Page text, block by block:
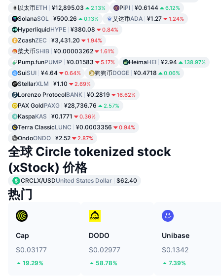
以太币ETH ¥12,895.03 2.13% PiPI ¥0.6144 6.12%
SolanaSOL ¥500.26 0.13% 艾达币ADA ¥1.27 1.24%
HyperliquidHYPE ¥380.08 0.84%
ZcashZEC ¥3,431.20 1.94%
柴犬币SHIB ¥0.00003262 1.61%
Pump.funPUMP ¥0.01583 5.17% HeimaHEI ¥2.94 138.97%
SuiSUI ¥4.64 0.64% 狗狗币DOGE ¥0.4718 0.06%
StellarXLM ¥1.10 2.69%
Lorenzo ProtocolBANK ¥0.2819 16.62%
PAX GoldPAXG ¥28,736.76 2.57%
KaspaKAS ¥0.1771 0.36%
Terra ClassicLUNC ¥0.0003356 0.94%
OndoONDO ¥2.52 2.87%
全球 Circle tokenized stock
(xStock) 价格
CRCLX/USDUnited States Dollar $62.40
热门
Cap
$0.03177
19.29%
DODO
$0.02977
58.78%
Unibase
$0.1342
7.39%